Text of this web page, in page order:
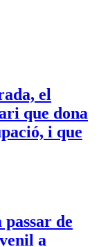
el
que dona
i que
de
a